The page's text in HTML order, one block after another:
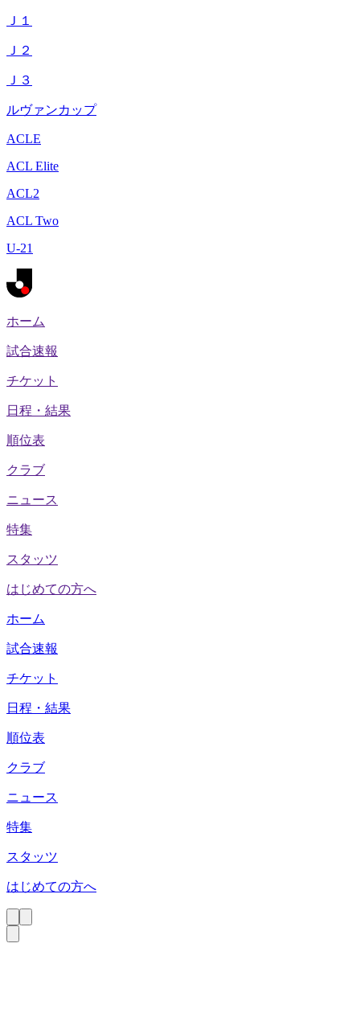
Ｊ１
Ｊ２
Ｊ３
ルヴァンカップ
ACLE
ACL Elite
ACL2
ACL Two
U-21
ホーム
試合速報
チケット
日程・結果
順位表
クラブ
ニュース
特集
スタッツ
はじめての方へ
ホーム
試合速報
チケット
日程・結果
順位表
クラブ
ニュース
特集
スタッツ
はじめての方へ